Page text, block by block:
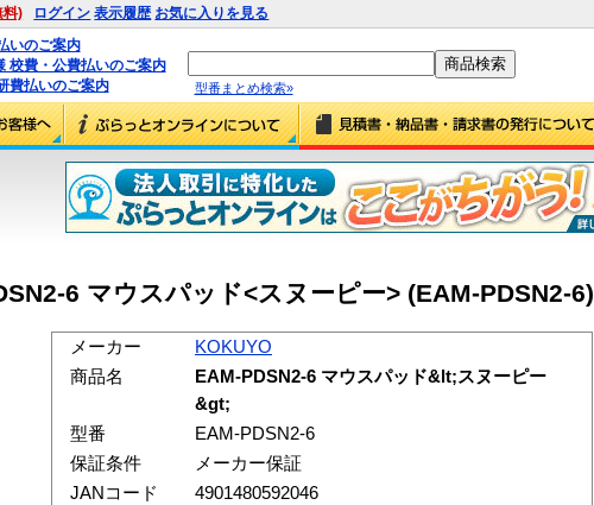
料) ログイン 表示履歴 お気に入りを見る
いのご案内
校費・公費払いのご案内
費払いのご案内
型番まとめ検索»
6 マウスパッド<スヌーピー> (EAM-PDSN2-6)
メーカー
KOKUYO
商品名
EAM-PDSN2-6 マウスパッド&lt;スヌーピー
&gt;
型番
EAM-PDSN2-6
保証条件
メーカー保証
JANコード
4901480592046